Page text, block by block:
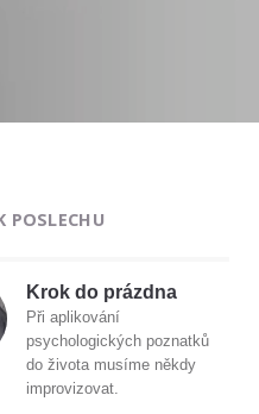
POSLECHU
Krok do prázdna
Při aplikování
psychologických poznatků
do života musíme někdy
improvizovat.